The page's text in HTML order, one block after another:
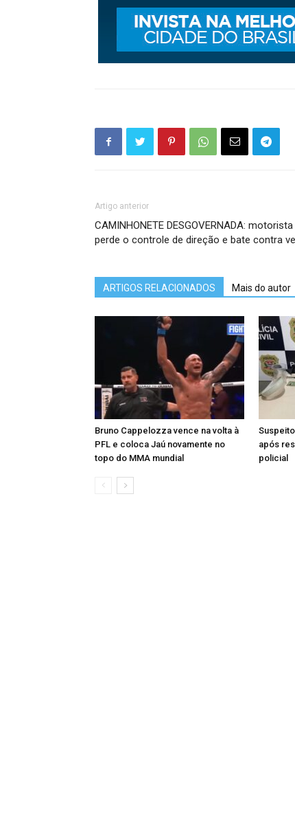
Artigo anterior
CAMINHONETE DESGOVERNADA: motorista
perde o controle de direção e bate contra
ARTIGOS RELACIONADOS Mais do autor
Bruno Cappelozza vence na volta à
PFL e coloca Jaú novamente no
topo do MMA mundial
após
policial